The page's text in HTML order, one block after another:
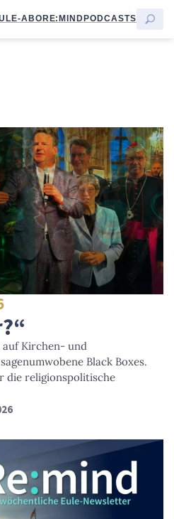
ABORE:MINDPODCASTS
auf Kirchen- und
Black Boxes.
die religionspolitische